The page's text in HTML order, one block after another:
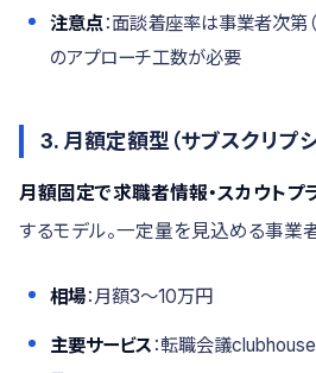
注意点 ：面談着座率は事業者次第
のアプローチ工数が必要
3. 月額定額型（サブスクリプシ
月額固定で求職者情報・スカウトプ
するモデル。一定量を見込める事業
相場：月額3〜10万円
主要サービス ：転職会議